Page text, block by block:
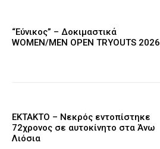
“Εύνικος” – Δοκιμαστικά
WOMEN/MEN OPEN TRYOUTS 2026
EKTAKTO – Νεκρός εντοπίστηκε
72χρονος σε αυτοκίνητο στα Άνω
Λιόσια